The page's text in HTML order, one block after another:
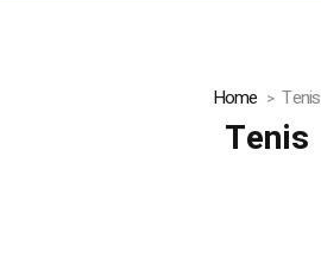
Home Tenis
Tenis